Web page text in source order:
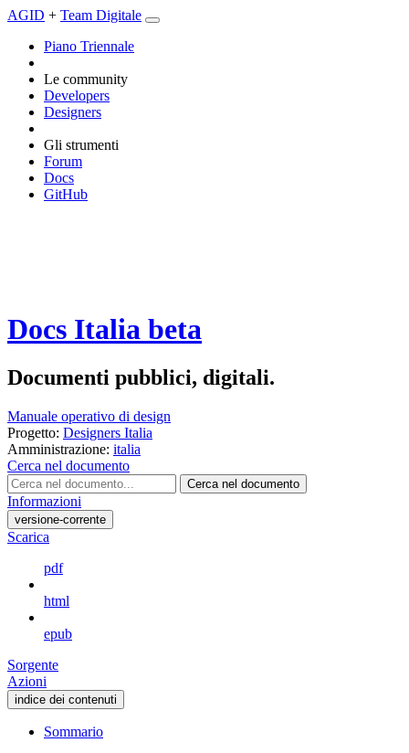
AGID + Team Digitale
Piano Triennale
Le community
Developers
Designers
Gli strumenti
Forum
Docs
GitHub
Docs Italia beta
Documenti pubblici, digitali.
Manuale operativo di design
Progetto: Designers Italia
Amministrazione: italia
Cerca nel documento
Cerca nel documento
Informazioni
versione-corrente
Scarica
pdf
html
epub
Sorgente
Azioni
indice dei contenuti
Sommario